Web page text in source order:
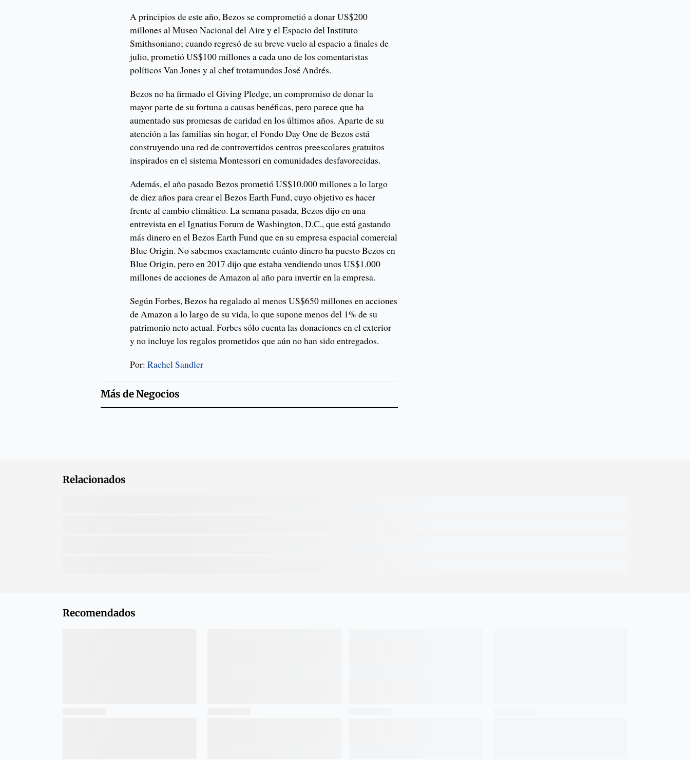
A principios de este año, Bezos se comprometió a donar US$200
millones al Museo Nacional del Aire y el Espacio del Instituto
Smithsoniano; cuando regresó de su breve vuelo al espacio a finales de
julio, prometió US$100 millones a cada uno de los comentaristas
políticos Van Jones y al chef trotamundos José Andrés.
Bezos no ha firmado el Giving Pledge, un compromiso de donar la
mayor parte de su fortuna a causas benéficas, pero parece que ha
aumentado sus promesas de caridad en los últimos años. Aparte de su
atención a las familias sin hogar, el Fondo Day One de Bezos está
construyendo una red de controvertidos centros preescolares gratuitos
inspirados en el sistema Montessori en comunidades desfavorecidas.
Además, el año pasado Bezos prometió US$10.000 millones a lo largo
de diez años para crear el Bezos Earth Fund, cuyo objetivo es hacer
frente al cambio climático. La semana pasada, Bezos dijo en una
entrevista en el Ignatius Forum de Washington, D.C., que está gastando
más dinero en el Bezos Earth Fund que en su empresa espacial comercial
Blue Origin. No sabemos exactamente cuánto dinero ha puesto Bezos en
Blue Origin, pero en 2017 dijo que estaba vendiendo unos US$1.000
millones de acciones de Amazon al año para invertir en la empresa.
Según Forbes, Bezos ha regalado al menos US$650 millones en acciones
de Amazon a lo largo de su vida, lo que supone menos del 1% de su
patrimonio neto actual. Forbes sólo cuenta las donaciones en el exterior
y no incluye los regalos prometidos que aún no han sido entregados.
Por:Rachel Sandler
Más deNegocios
Relacionados
Recomendados